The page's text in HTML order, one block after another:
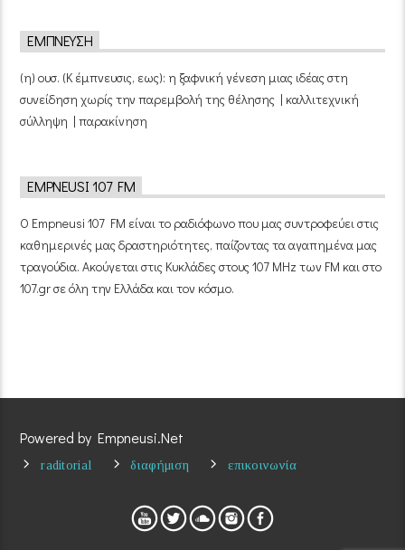
ΈΜΠΝΕΥΣΗ
(η) ουσ. (Κ έμπνευσις, εως): η ξαφνική γένεση μιας ιδέας στη
συνείδηση χωρίς την παρεμβολή της θέλησης | καλλιτεχνική
σύλληψη | παρακίνηση
EMPNEUSI 107 FM
Ο Empneusi 107 FM είναι το ραδιόφωνο που μας συντροφεύει στις
καθημερινές μας δραστηριότητες, παίζοντας τα αγαπημένα μας
τραγούδια. Ακούγεται στις Κυκλάδες στους 107 MHz των FM και στο
107.gr σε όλη την Ελλάδα και τον κόσμο.
Powered by Empneusi.Net
raditorial διαφήμιση επικοινωνία